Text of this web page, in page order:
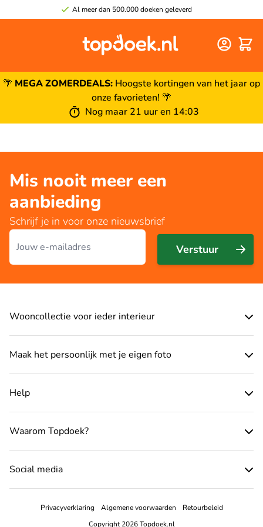
Al meer dan 500.000 doeken geleverd
🌴 MEGA ZOMERDEALS: Hoogste kortingen van het jaar op
onze favorieten! 🌴
Nog maar 21 uur en 14:03
Mis nooit meer een
aanbieding
Schrijf je in voor onze nieuwsbrief
E-mailadres
Verstuur
Wooncollectie voor ieder interieur
Maak het persoonlijk met je eigen foto
Help
Waarom Topdoek?
Social media
Privacyverklaring Algemene voorwaarden
Retourbeleid
Copyright 2026 Topdoek.nl